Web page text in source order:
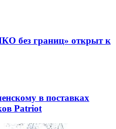
без границ» открыт к
в поставках
Patriot